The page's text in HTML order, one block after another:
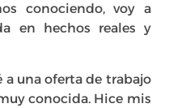
conociendo, voy a
en hechos reales y
una oferta de trabajo
conocida. Hice mis